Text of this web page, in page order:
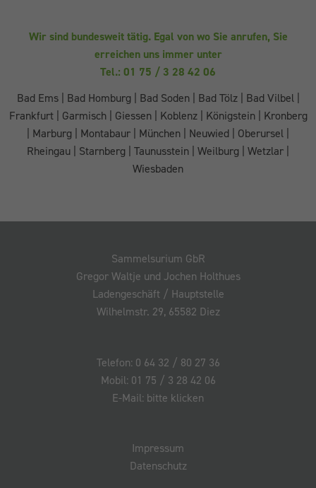
Wir sind bundesweit tätig. Egal von wo Sie anrufen, Sie
erreichen uns immer unter
Tel.: 01 75 / 3 28 42 06
Bad Ems| Bad Homburg Bad Soden| Bad Tölz| Bad Vilbel
Frankfurt| Garmisch| Giessen| Koblenz| Königstein| Kronberg
Marburg Montabaur München Neuwied Oberursel
Rheingau
Starnberg Taunusstein Weilburg Wetzlar
Wiesbaden
Sammelsurium GbR
Gregor Waltje und Jochen Holthues
Ladengeschäft / Hauptstelle
Wilhelmstr. 29, 65582 Diez
Telefon: 0 64 32 / 80 27 36
Mobil: 01 75 / 3 28 42 06
E-Mail: bitte klicken
Impressum
Datenschutz